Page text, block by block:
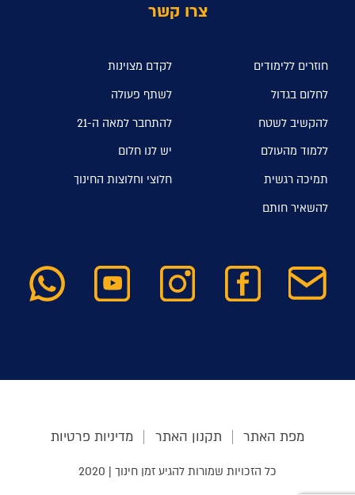
צרו קשר
חוזרים ללימודים
לקדם מצוינות
לחלום בגדול
לשתף פעולה
להקשיב לשטח
להתחבר למאה ה-21
ללמוד מהעולם
יש לנו חלום
תמיכה רגשית
חלוצי וחלוצות החינוך
להשאיר חותם
מפת האתר תקנון האתר מדיניות פרטיות
כל הזכויות שמורות להגיע זמן חינוך | 2020